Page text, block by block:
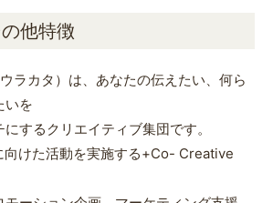
他特徴
ラカタ）は、あなたの伝えたい、何ら
いを
するクリエイティブ集団です。
向けた活動を実施する+Co- Creative